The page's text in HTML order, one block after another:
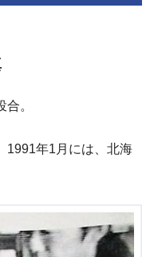
。
1991年1月には、北海